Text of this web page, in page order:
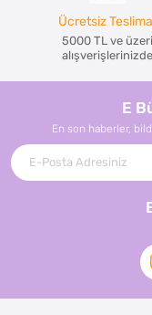
Ücretsiz
5000 TL ve üzeri
alışverişlerinizde
E
En son haberler,